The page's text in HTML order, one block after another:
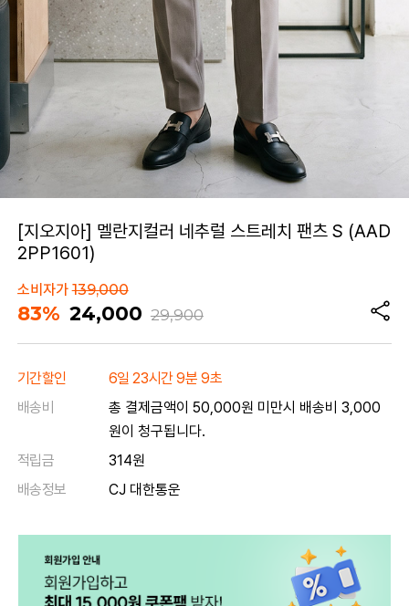
[지오지아] 멜란지컬러 네추럴 스트레치 팬츠 S (AAD
2PP1601)
소비자가139,000
83% 24,000 29,900
기간할인
6일 23시간 9분 9초
배송비
총 결제금액이 50,000원 미만시 배송비 3,000
원이 청구됩니다.
적립금
314원
배송정보
CJ 대한통운